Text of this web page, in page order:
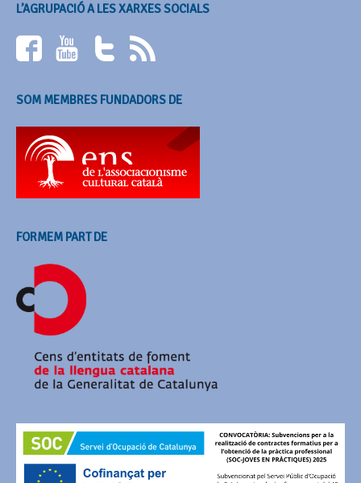
L’AGRUPACIÓ A LES XARXES SOCIALS
SOM MEMBRES FUNDADORS DE
FORMEM PART DE